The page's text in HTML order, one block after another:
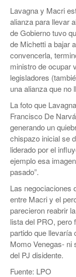
Lavagna y Macri
alianza para llevar
de Gobierno tuvo
de Michetti a bajar
convencerla,
ministro de ocupar
legisladores
una alianza que no
La foto que
Francisco De
generando un
chispazo inicial se
liderado por el
ejemplo esa
pasado”.
Las negociaciones
entre Macri y el
parecieron reabrir
lista del PRO, pero
partido que llevaría
Momo Venegas- ni
del PJ disidente.
Fuente: LPO